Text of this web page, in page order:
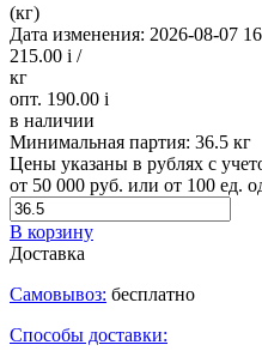
(кг)
Дата изменения: 2026-08-07
215.00 i /
кг
опт. 190.00 i
в наличии
Минимальная партия: 36.5 кг
Цены указаны в рублях с
от 50 000 руб. или от 100 ед.
В корзину
Доставка
Самовывоз: бесплатно
Способы доставки: